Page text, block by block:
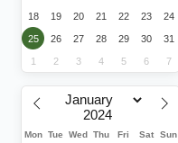
18 19 20 21 22 23 24
25 26 27 28 29 30 31
1 2 3 4 5 6 7
Mon Tue Wed Thu Fri Sat Sun